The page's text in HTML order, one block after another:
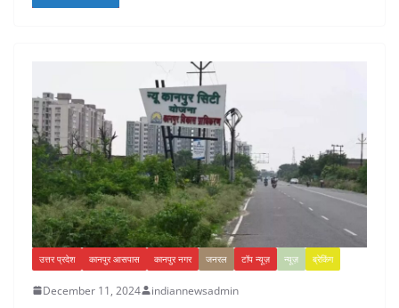
उत्तर प्रदेश कानपुर आसपास कानपुर नगर जनरल टॉप न्यूज़ न्यूज़ ब्रेकिंग
December 11, 2024 indiannewsadmin